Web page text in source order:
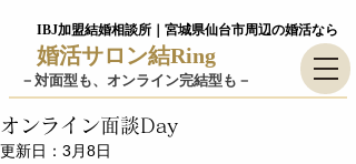
IBJ加盟結婚相談所｜宮城県仙台市周辺の婚活なら
婚活サロン結Ring
－​対面型も、オンライン完結型も－
オンライン面談Day
更新日： 3月8日